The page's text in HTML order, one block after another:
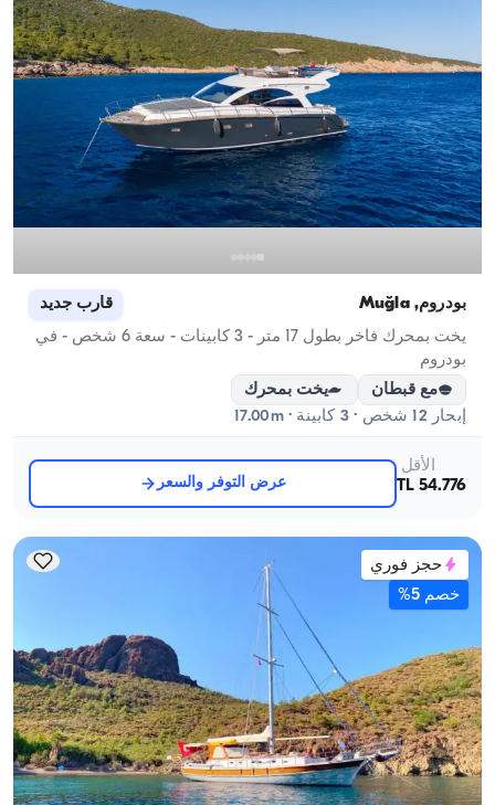
بودروم, Muğla قارب جديد
يخت بمحرك فاخر بطول 17 متر - 3 كابينات - سعة 6 شخص - في
بودروم
مع قبطان
يخت بمحرك
إبحار 12 شخص · 3 كابينة · 17.00m
الأقل
54.776 TL
عرض التوفر والسعر
حجز فوري
خصم 5%